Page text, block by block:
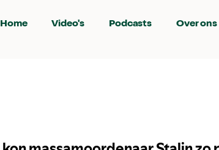
Home Video's Podcasts Over ons